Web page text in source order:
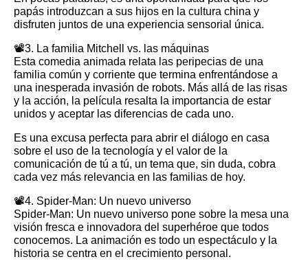
papás introduzcan a sus hijos en la cultura china y
disfruten juntos de una experiencia sensorial única.
📽️3. La familia Mitchell vs. las máquinas
Esta comedia animada relata las peripecias de una
familia común y corriente que termina enfrentándose a
una inesperada invasión de robots. Más allá de las risas
y la acción, la película resalta la importancia de estar
unidos y aceptar las diferencias de cada uno.
Es una excusa perfecta para abrir el diálogo en casa
sobre el uso de la tecnología y el valor de la
comunicación de tú a tú, un tema que, sin duda, cobra
cada vez más relevancia en las familias de hoy.
📽️4. Spider-Man: Un nuevo universo
Spider-Man: Un nuevo universo pone sobre la mesa una
visión fresca e innovadora del superhéroe que todos
conocemos. La animación es todo un espectáculo y la
historia se centra en el crecimiento personal.